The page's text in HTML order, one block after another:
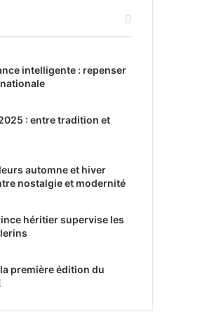
intelligente : repenser
: entre tradition et
automne et hiver
nostalgie et modernité
héritier supervise les
première édition du